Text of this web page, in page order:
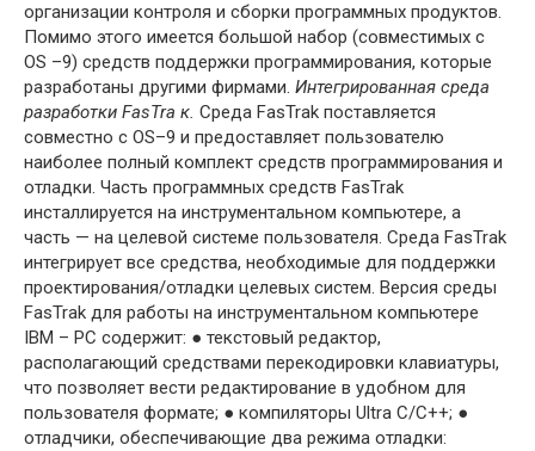
организации контроля и сборки программных продуктов.
Помимо этого имеется большой набор (совместимых с
OS –9) средств поддержки программирования, которые
разработаны другими фирмами. Интегрированная среда
разработки FasTra к. Среда FasTrak постав­ляется
совместно с OS–9 и предоставляет пользователю
наиболее полный комп­лект средств программирования и
отладки. Часть программных средств FasTrak
инсталлируется на инструментальном компьютере, а
часть — на целевой системе пользователя. Среда FasTrak
интегрирует все средства, необходимые для под­держки
проектирования/отладки целевых систем. Версия среды
FasTrak для ра­боты на инструментальном компьютере
IBM – PC содержит: ● текстовый редактор,
располагающий средствами перекодировки клавиатуры,
что позволяет вести редактирование в удобном для
пользователя формате; ● компиляторы Ultra C/C++; ●
отладчики, обеспечивающие два режима отладки: